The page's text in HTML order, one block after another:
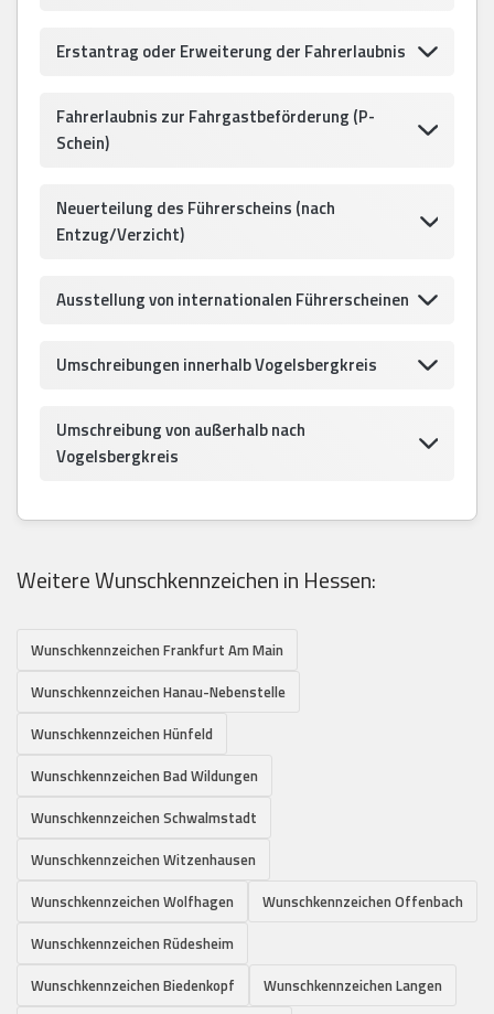
Erstantrag oder Erweiterung der Fahrerlaubnis
Fahrerlaubnis zur Fahrgastbeförderung (P-
Schein)
Neuerteilung des Führerscheins (nach
Entzug/Verzicht)
Ausstellung von internationalen Führerscheinen
Umschreibungen innerhalb Vogelsbergkreis
Umschreibung von außerhalb nach
Vogelsbergkreis
Weitere Wunschkennzeichen in Hessen:
Wunschkennzeichen Frankfurt Am Main
Wunschkennzeichen Hanau-Nebenstelle
Wunschkennzeichen Hünfeld
Wunschkennzeichen Bad Wildungen
Wunschkennzeichen Schwalmstadt
Wunschkennzeichen Witzenhausen
Wunschkennzeichen Wolfhagen
Wunschkennzeichen Offenbach
Wunschkennzeichen Rüdesheim
Wunschkennzeichen Biedenkopf
Wunschkennzeichen Langen